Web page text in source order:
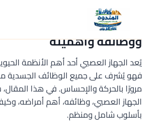
المحتوى
الجهاز العصبي: الدليل
ووظائفه وأهميته
يُعد الجهاز العصبي أحد أهم الأنظمة
فهو يُشرف على جميع الوظائف الجسدية من
مرورًا بالحركة والإحساس. في هذا
الجهاز العصبي، وظائفه، أهم أمراضه،
بأسلوب شامل ومنظم.